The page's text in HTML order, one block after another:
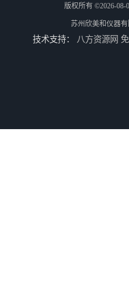
版权所有 ©2026-08-
苏州欣美和仪器有
技术支持： 八方资源网